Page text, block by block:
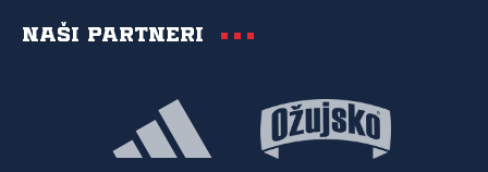
Naši partneri